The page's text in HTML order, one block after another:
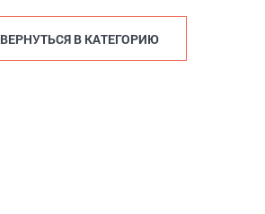
ВЕРНУТЬСЯ В КАТЕГОРИЮ